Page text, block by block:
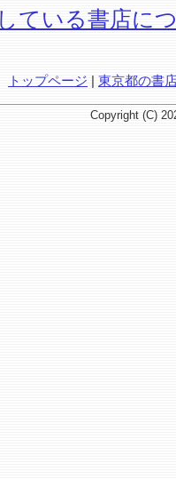
ている書店に
トップページ | 東京都の書
Copyright (C)